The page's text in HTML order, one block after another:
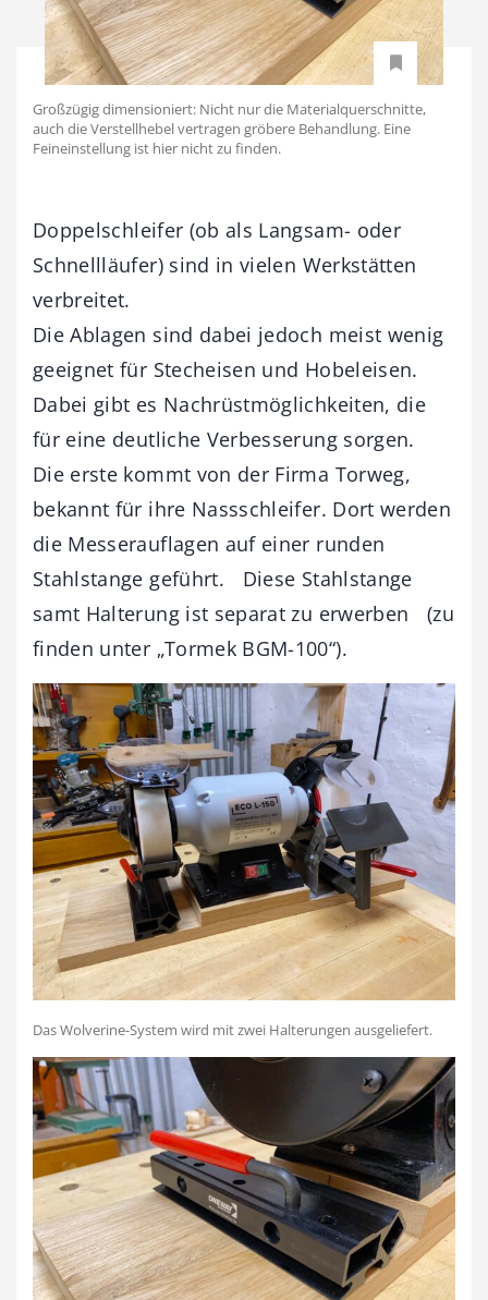
Großzügig dimensioniert: Nicht nur die Materialquerschnitte,
auch die Verstellhebel vertragen gröbere Behandlung. Eine
Feineinstellung ist hier nicht zu finden.
Doppelschleifer (ob als Langsam- oder
Schnellläufer) sind in vielen Werkstätten
verbreitet.
Die Ablagen sind dabei jedoch meist wenig
geeignet für Stecheisen und Hobeleisen.
Dabei gibt es Nachrüstmöglichkeiten, die
für eine deutliche Verbesserung sorgen.
Die erste kommt von der Firma Torweg,
bekannt für ihre Nassschleifer. Dort werden
die Messerauflagen auf einer runden
Stahlstange geführt. Diese Stahlstange
samt Halterung ist separat zu erwerben (zu
finden unter „Tormek BGM-100“).
Das Wolverine-System wird mit zwei Halterungen ausgeliefert.